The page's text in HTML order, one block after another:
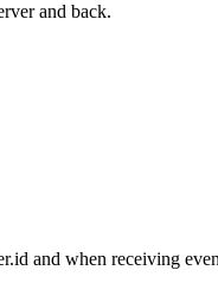
and back.
and when receiving